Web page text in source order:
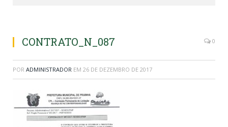
CONTRATO_N_087 0
POR ADMINISTRADOR EM 26 DE DEZEMBRO DE 2017